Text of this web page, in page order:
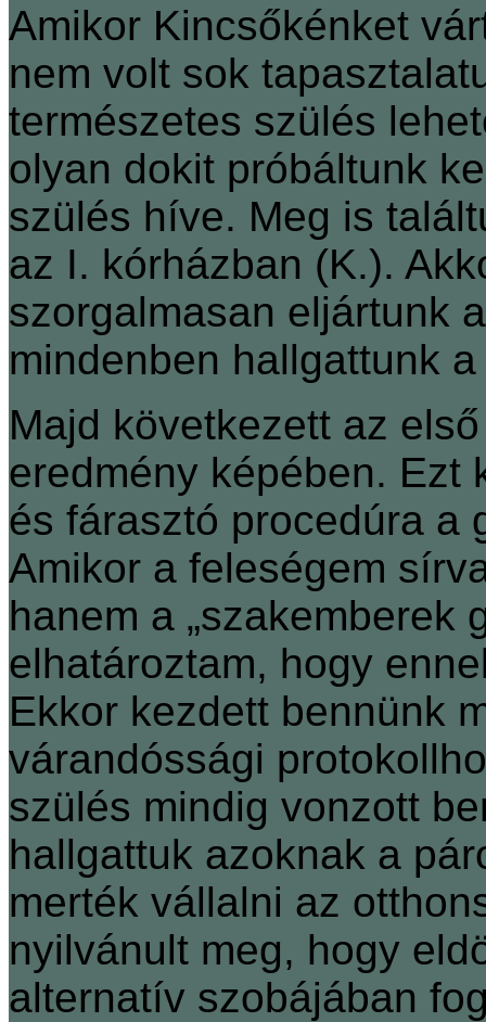
Amikor Kincsőkénket
nem volt sok
természetes szülés
olyan dokit próbáltunk
szülés híve. Meg is
az I. kórházban (K.).
szorgalmasan eljártunk
mindenben hallgattunk
Majd következett az
eredmény képében. Ezt
és fárasztó procedúra a
Amikor a feleségem
hanem a „szakemberek
elhatároztam, hogy
Ekkor kezdett bennünk
várandóssági
szülés mindig vonzott
hallgattuk azoknak a
merték vállalni az
nyilvánult meg, hogy
alternatív szobájában